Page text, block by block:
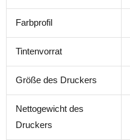
Farbprofil
Tintenvorrat
Größe des Druckers
Nettogewicht des
Druckers